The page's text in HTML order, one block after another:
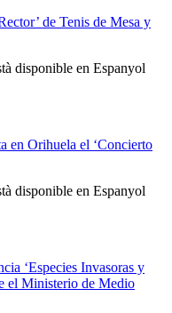
de Tenis de Mesa y
disponible en Espanyol
en Orihuela el ‘Concierto
disponible en Espanyol
‘Especies Invasoras y
el Ministerio de Medio